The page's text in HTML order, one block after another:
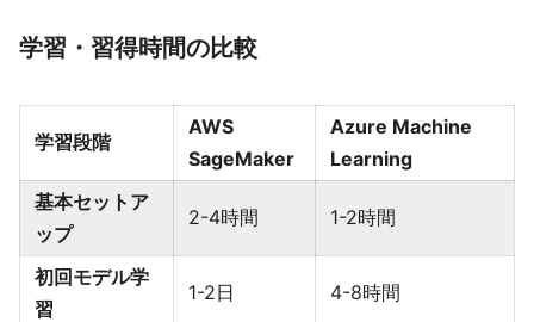
学習・習得時間の比較
学習段階
AWS
SageMaker
Azure Machine
Learning
基本セットア
ップ
2-4時間 1-2時間
初回モデル学
習
1-2日 4-8時間